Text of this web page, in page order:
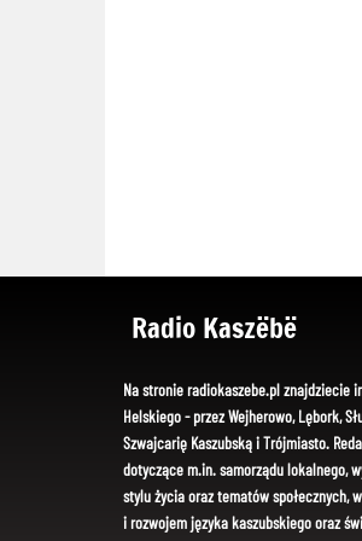
Radio Kaszëbë
Na stronie radiokaszebe.pl znajdziecie
Helskiego - przez Wejherowo, Lębork,
Szwajcarię Kaszubską i Trójmiasto.
dotyczące m.in. samorządu lokalnego,
stylu życia oraz tematów społecznych,
i rozwojem języka kaszubskiego oraz